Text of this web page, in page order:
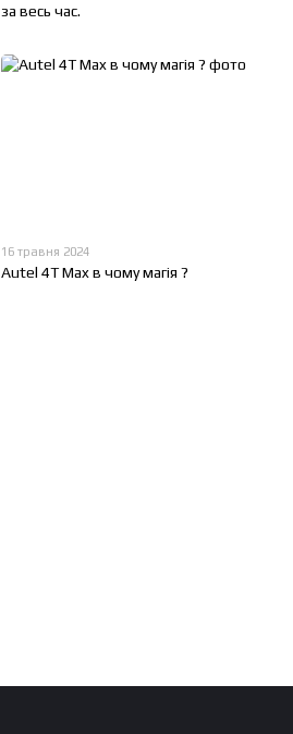
за весь час.
16 травня 2024
Autel 4T Max в чому магія ?